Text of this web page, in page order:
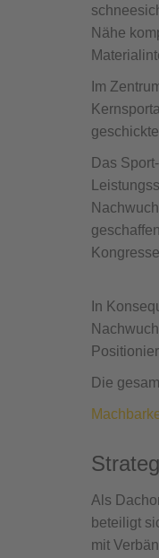
Nähe
Im
Das
In
Die
Als
beteiligt
mit